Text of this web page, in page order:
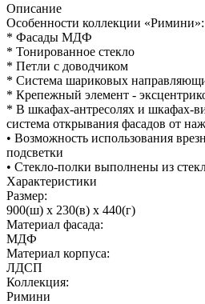
Описание
Особенности коллекции «Римини»:
* Фасады МДФ
* Тонированное стекло
* Петли с доводчиком
* Система шариковых
* Крепежный элемент -
* В шкафах-антресолях и шкафах-
система открывания фасадов от
• Возможность использования
подсветки
• Стекло-полки выполнены из
Характеристики
Размер:
900(ш) x 230(в) x 440(г)
Материал фасада:
МДФ
Материал корпуса:
ЛДСП
Коллекция:
Римини